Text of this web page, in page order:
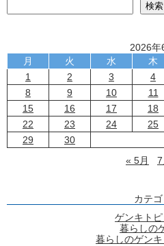
検索
2026年
月
火 水 木
1
2 3 4
8
9 10 11
15
16 17 18
22
23 24 25
29
30
« 5月
カテゴ
ゲンキトピ
暮らしの
暮らしのゲンキ